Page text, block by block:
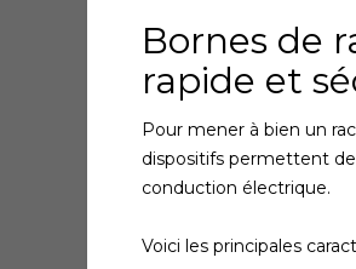
Bornes de
rapide et
Pour mener à bien un
dispositifs permettent
conduction électrique.
Voici les principales